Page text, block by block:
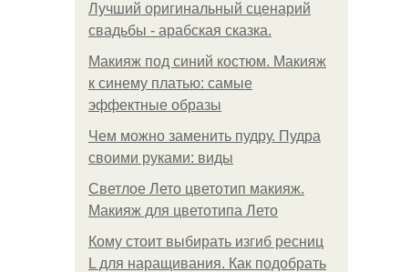
Лучший оригинальный сценарий
свадьбы - арабская сказка.
Макияж под синий костюм. Макияж
к синему платью: самые
эффектные образы
Чем можно заменить пудру. Пудра
своими руками: виды
Светлое Лето цветотип макияж.
Макияж для цветотипа Лето
Кому стоит выбирать изгиб ресниц
L для наращивания. Как подобрать